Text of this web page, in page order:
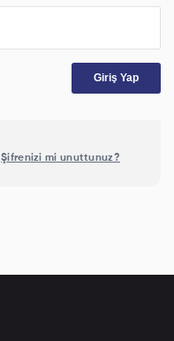
Giriş Yap
Şifrenizi mi unuttunuz?